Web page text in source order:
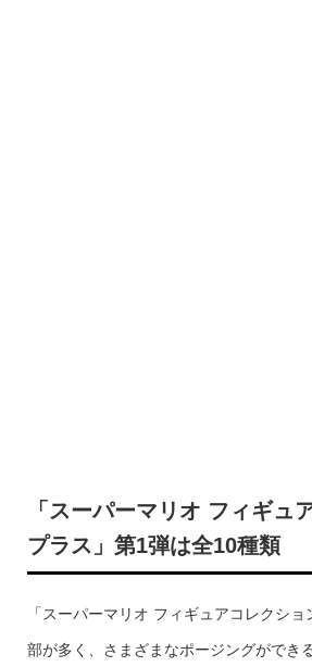
「スーパーマリオ フィギュ
プラス」第1弾は全10種類
「スーパーマリオ フィギュアコレクシ
部が多く、さまざまなポージングができ